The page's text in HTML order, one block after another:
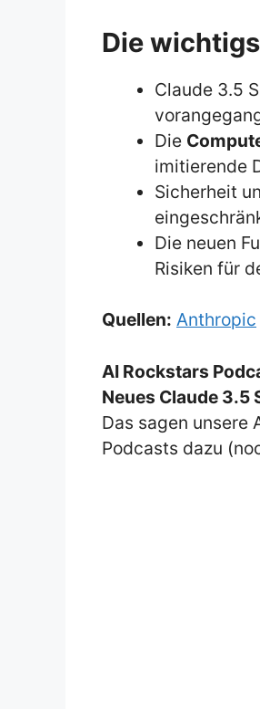
Die
Claude 3.5
Die
imitierende
Sicherheit
Die neuen
Risiken für
Quellen: Anthropic
AI Rockstars
Neues Claude 3.5
Das sagen unsere
Podcasts dazu